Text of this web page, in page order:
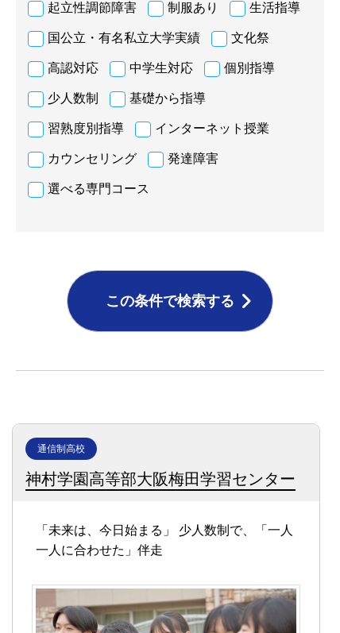
起立性調節障害 制服あり 生活指導
国公立・有名私立大学実績 文化祭
高認対応 中学生対応 個別指導
少人数制 基礎から指導
習熟度別指導 インターネット授業
カウンセリング 発達障害
選べる専門コース
この条件で検索する
通信制高校
神村学園高等部大阪梅田学習センター
「未来は、今日始まる」
少人数制で、「一人
一人に合わせた」伴走